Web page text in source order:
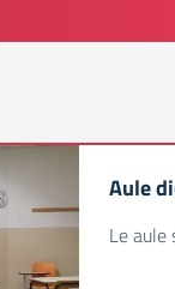
Aule
Le aule